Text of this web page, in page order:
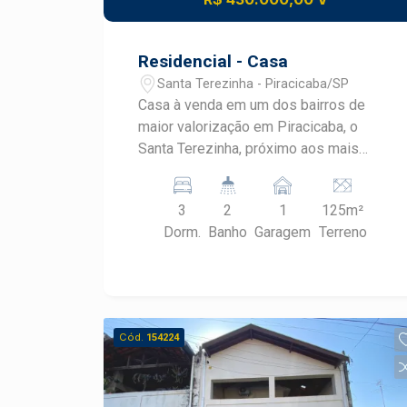
Residencial - Casa
Santa Terezinha - Piracicaba/SP
Casa à venda em um dos bairros de
maior valorização em Piracicaba, o
Santa Terezinha, próximo aos mais
a poucos metros da Rua Corcovado,
que liga o bairro às áreas centrais da
cidade. Seja vizinho do Bar e
com painel para TV; - Lavabo; - Cozinha
completa; - 3 dormitórios, sendo 1 suíte
com sacada e ar condicionado; -
Lavanderia coberta; - Área gourmet; - 1
3
Dorm.
2
Banho
1
Garagem
125m²
Terreno
Cód. 154224